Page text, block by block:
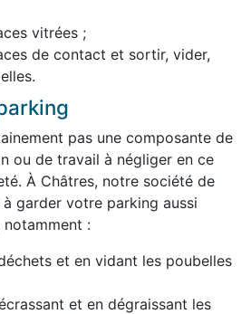
vitrées ;
de contact et sortir, vider,
pas une composante de
ou de travail à négliger en ce
À Châtres, notre société de
garder votre parking aussi
:
et en vidant les poubelles
et en dégraissant les